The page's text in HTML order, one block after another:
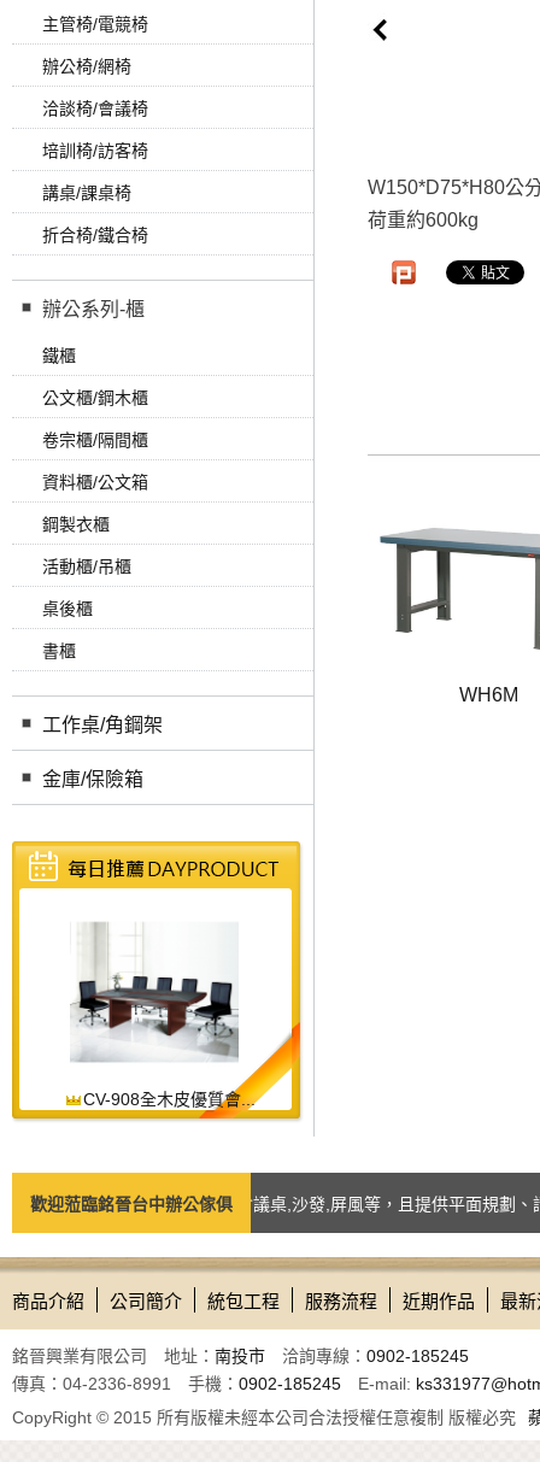
主管椅/電競椅
辦公椅/網椅
洽談椅/會議椅
培訓椅/訪客椅
講桌/課桌椅
折合椅/鐵合椅
辦公系列-櫃
鐵櫃
公文櫃/鋼木櫃
卷宗櫃/隔間櫃
資料櫃/公文箱
鋼製衣櫃
活動櫃/吊櫃
桌後櫃
書櫃
工作桌/角鋼架
金庫/保險箱
CV-908全木皮優質會...
W150*D75*H80公
荷重約600kg
WH6M
歡迎蒞臨銘晉台中辦公傢俱
品如：台中辦公椅,辦公桌,會議桌,沙發,屏風等，且提供平面規劃、
商品介紹 公司簡介 統包工程 服務流程 近期作品 最
銘晉興業有限公司 地址： 南投市 洽詢專線： 0902-185245
傳真：04-2336-8991 手機： 0902-185245 E-mail:
CopyRight © 2015 所有版權未經本公司合法授權任意複制 版權必究